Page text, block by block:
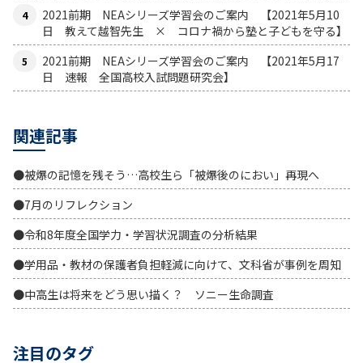
2021前期 NEAシリーズ学習会のご案内 【2021年5月10
日 教えて越智先生 × コロナ禍から塾と子どもを守る】
2021前期 NEAシリーズ学習会のご案内 【2021年5月17
日 速報 全国高校入試問題研究会】
関連記事
●被爆の記憶を残そう…高校生ら「被爆後のにおい」再現へ
●7月のリフレクション
●令和8年度全国学力・学習状況調査の分析結果
●学用品・教材の保護者負担軽減に向けて、文科省が事例を周知
●中高生は将来をどう思い描く？ ソニー生命調査
注目のタグ